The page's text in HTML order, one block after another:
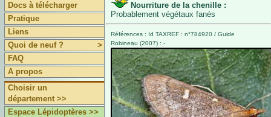
Docs à télécharger
Pratique
Liens
Quoi de neuf ?
>
FAQ
A propos
Choisir un
département >>
Espace Lépidoptères >>
Nourriture de la chenille :
Probablement végétaux fanés
Références : Id TAXREF : n°784920 / Guide
Robineau (2007) : -